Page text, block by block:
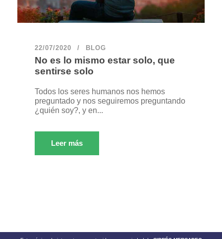
22/07/2020 BLOG
No es lo mismo estar solo, que
sentirse solo
Todos los seres humanos nos hemos
preguntado y nos seguiremos preguntando
¿quién soy?, y en...
Leer más